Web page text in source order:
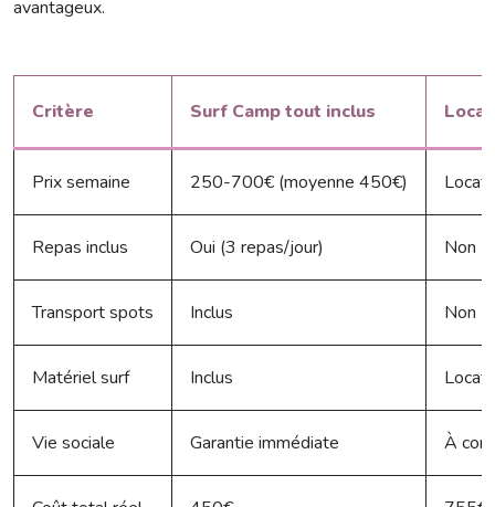
avantageux.
Critère Surf Camp tout inclus
Prix semaine 250-700€ (moyenne 450€)
Repas inclus Oui (3 repas/jour) Non
Transport spots Inclus Non
Matériel surf Inclus
Vie sociale Garantie immédiate À